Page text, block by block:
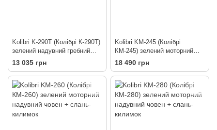
Kolibri K-290T (Колібрі К-290Т)
зелений надувний гребний
човен + слань-килимок
13 035 грн
Kolibri KM-245 (Колібрі
КМ-245) зелений моторний
надувний човен + слань-
18 490 грн